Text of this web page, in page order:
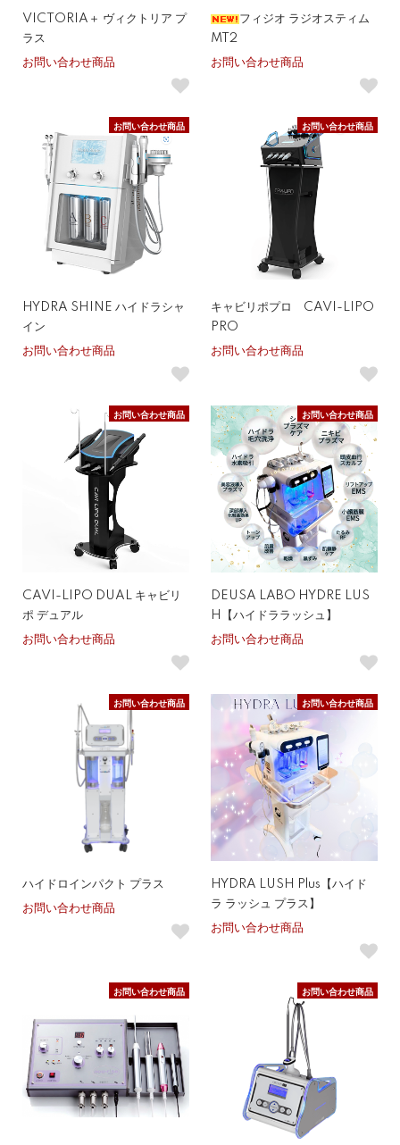
VICTORIA＋ ヴィクトリア プ
ラス
お問い合わせ商品
フィジオ ラジオスティム
MT2
お問い合わせ商品
お問い合わせ商品
HYDRA SHINE ハイドラシャ
イン
お問い合わせ商品
お問い合わせ商品
キャビリポプロ CAVI-LIPO
PRO
お問い合わせ商品
お問い合わせ商品
CAVI-LIPO DUAL キャビリ
ポ デュアル
お問い合わせ商品
お問い合わせ商品
DEUSA LABO HYDRE LUS
H【ハイドララッシュ】
お問い合わせ商品
お問い合わせ商品
ハイドロインパクト プラス
お問い合わせ商品
お問い合わせ商品
HYDRA LUSH Plus【ハイド
ラ ラッシュ プラス】
お問い合わせ商品
お問い合わせ商品 お問い合わせ商品